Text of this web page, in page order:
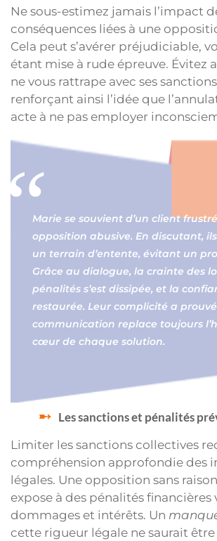
Ne sous-estimez jamais l’impact
conséquences liées à une
Cela peut s’avérer préjudiciable,
étant mise à rude épreuve. Évitez
ne vous rattrape avec ses
renforçant ainsi l’idée que
acte à ne pas employer
Marie se souvient d’un client
opposition abusive. En discutant,
un terrain d’entente, évitant un
Grâce au dialogue, la crainte des
pénalités s’est dissipée, et la
restaurée. Leur complicité a
communication replace toujours
cœur de chaque solution.
Les sanctions et pénalités
Limiter les sanctions collectives
compréhension approfondie des
légales. Une opposition sans
expose à des pénalités financières
dommages et intérêts. Un
cette rigueur légale ne saurait être